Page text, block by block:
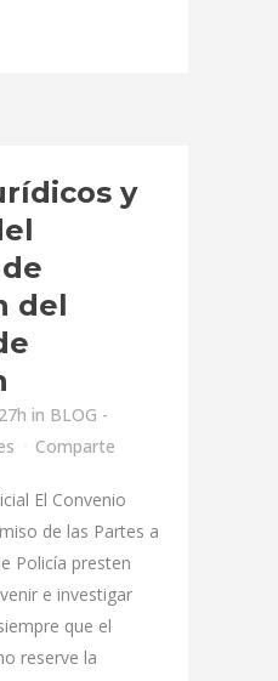
y
del
in BLOG -
Comparte
El Convenio
de las Partes a
Policía presten
e investigar
que el
reserve la